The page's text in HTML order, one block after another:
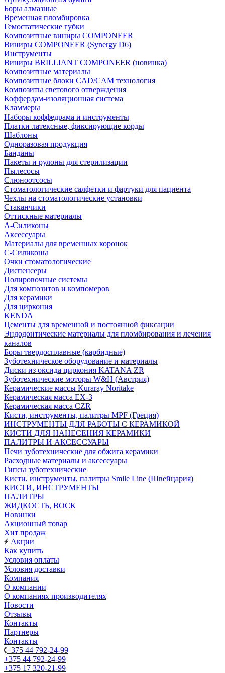
Боры алмазные
Временная пломбировка
Гемостатические губки
Композитные виниры COMPONEER
Виниры COMPONEER (Synergy D6)
Инструменты
Виниры BRILLIANT COMPONEER (новинка)
Композитные материалы
Композитные блоки CAD/СAM технология
Композиты светового отверждения
Коффердам-изоляционная система
Кламмеры
Наборы коффедрама и инструменты
Платки латексные, фиксирующие корды
Шаблоны
Одноразовая продукция
Банданы
Пакеты и рулоны для стерилизации
Пылесосы
Слюноотсосы
Стоматологические салфетки и фартуки для пациента
Чехлы на стоматологические установки
Стаканчики
Оттискные материалы
А-Силиконы
Аксессуары
Материалы для временных коронок
С-Силиконы
Очки стоматологические
Диспенсеры
Полировочные системы
Для композитов и компомеров
Для керамики
Для циркония
KENDA
Цементы для временной и постоянной фиксации
Эндодонтические материалы для пломбирования и лечения
каналов
Боры твердосплавные (карбидные)
Зуботехническое оборудование и материалы
Диски из оксида циркония KATANA ZR
Зуботехнические моторы W&H (Австрия)
Керамические массы Kuraray Noritake
Керамическая масса EX-3
Керамическая масса CZR
Кисти, инструменты, палитры MPF (Греция)
ИНСТРУМЕНТЫ ДЛЯ РАБОТЫ С КЕРАМИКОЙ
КИСТИ ДЛЯ НАНЕСЕНИЯ КЕРАМИКИ
ПАЛИТРЫ И АКСЕССУАРЫ
Печи зуботехнические для обжига керамики
Расходные материалы и аксессуары
Гипсы зуботехнические
Кисти, инструменты, палитры Smile Line (Швейцария)
КИСТИ, ИНСТРУМЕНТЫ
ПАЛИТРЫ
ЖИДКОСТЬ, ВОСК
Новинки
Акционный товар
Хит продаж
Акции
Как купить
Условия оплаты
Условия доставки
Компания
О компании
О компаниях производителях
Новости
Отзывы
Контакты
Партнеры
Контакты
+375 44 792-24-99
+375 44 792-24-99
+375 17 320-21-99